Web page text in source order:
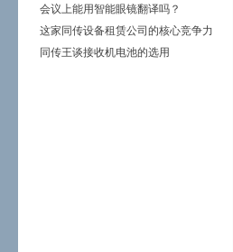
会议上能用智能眼镜翻译吗？
这家同传设备租赁公司的核心竞争力
同传王谈接收机电池的选用